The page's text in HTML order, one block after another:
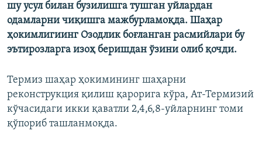
шу усул билан бузилишга тушган уйлардан
одамларни чиқишга мажбурламоқда. Шаҳар
ҳокимлигиинг Озодлик боғланган расмийлари бу
эътирозларга изоҳ беришдан ўзини олиб қочди.
Термиз шаҳар ҳокимининг шаҳарни
реконструкция қилиш қарорига кўра, Ат-Термизий
кўчасидаги икки қаватли 2,4,6,8-уйларнинг томи
қўпориб ташланмоқда.